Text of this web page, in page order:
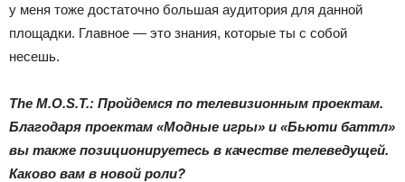
у меня тоже достаточно большая аудитория для данной
площадки. Главное — это знания, которые ты с собой
несешь.
The M.O.S.T.: Пройдемся по телевизионным проектам.
Благодаря проектам «Модные игры» и «Бьюти баттл»
вы также позиционируетесь в качестве телеведущей.
Каково вам в новой роли?